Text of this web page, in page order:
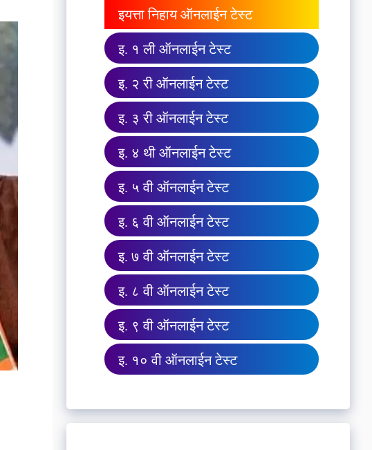
इयत्ता निहाय ऑनलाईन टेस्ट
इ. १ ली ऑनलाईन टेस्ट
इ. २ री ऑनलाईन टेस्ट
इ. ३ री ऑनलाईन टेस्ट
इ. ४ थी ऑनलाईन टेस्ट
इ. ५ वी ऑनलाईन टेस्ट
इ. ६ वी ऑनलाईन टेस्ट
इ. ७ वी ऑनलाईन टेस्ट
इ. ८ वी ऑनलाईन टेस्ट
इ. ९ वी ऑनलाईन टेस्ट
इ. १० वी ऑनलाईन टेस्ट